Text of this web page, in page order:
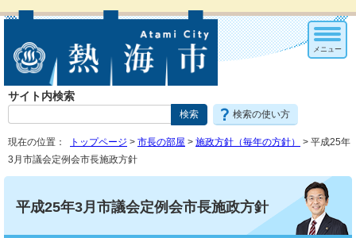
サイト内検索
検索の使い方
メニュー
現在の位置： トップページ > 市長の部屋 > 施政方針（毎年の方針）
> 平成25年
3月市議会定例会市長施政方針
平成25年3月市議会定例会市長施政方針